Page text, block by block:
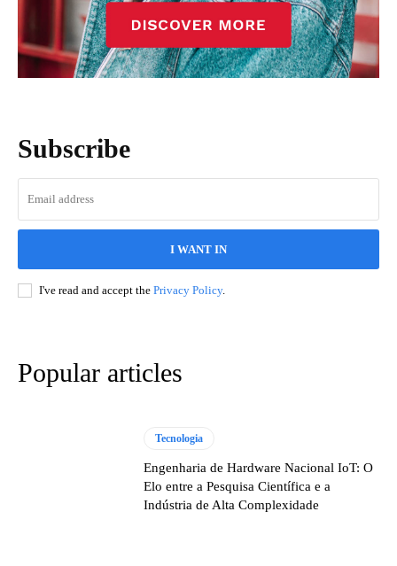
Subscribe
I WANT IN
I've read and accept the Privacy Policy.
Popular articles
Tecnologia
Engenharia de Hardware Nacional IoT: O
Elo entre a Pesquisa Científica e a
Indústria de Alta Complexidade